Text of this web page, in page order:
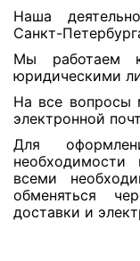
Наша
Санкт-
Мы работаем
юридическими
На все вопросы
электронной
Для
всеми
обменяться
доставки и